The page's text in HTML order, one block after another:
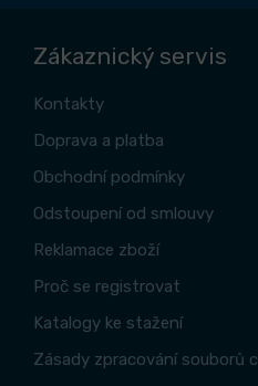
Zákaznický servis
Kontakty
Doprava a platba
Obchodní podmínky
Odstoupení od smlouvy
Reklamace zboží
Proč se registrovat
Katalogy ke stažení
Zásady zpracování souborů